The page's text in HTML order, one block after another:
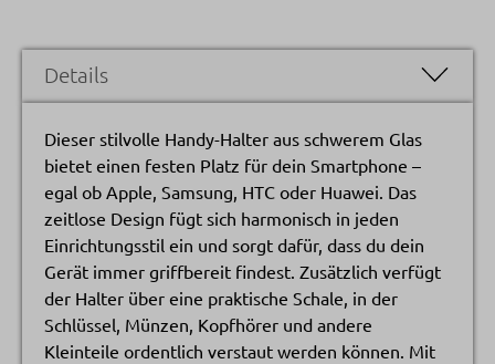
Details
Dieser stilvolle Handy-Halter aus schwerem Glas
bietet einen festen Platz für dein Smartphone –
egal ob Apple, Samsung, HTC oder Huawei. Das
zeitlose Design fügt sich harmonisch in jeden
Einrichtungsstil ein und sorgt dafür, dass du dein
Gerät immer griffbereit findest. Zusätzlich verfügt
der Halter über eine praktische Schale, in der
Schlüssel, Münzen, Kopfhörer und andere
Kleinteile ordentlich verstaut werden können. Mit